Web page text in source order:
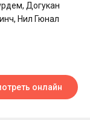
Догукан
Нил Гюнал
онлайн